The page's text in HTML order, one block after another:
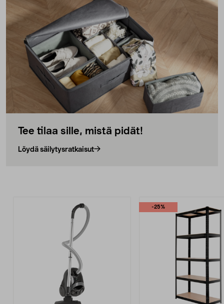
Tee tilaa sille, mistä pidät!
Löydä säilytysratkaisut
-25%